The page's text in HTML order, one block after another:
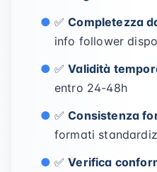
✅Completezza
info follower
✅Validità
entro 24-48h
✅Consistenza
formati
✅Verifica